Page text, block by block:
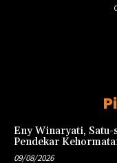
Eny Winaryati, Satu-
Pendekar
09/08/2026